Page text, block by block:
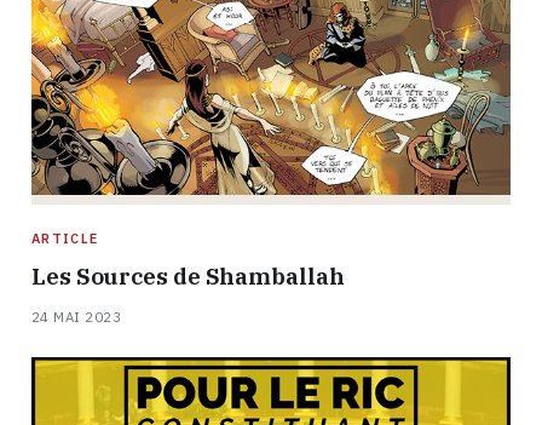
ARTICLE
Les Sources de Shamballah
24 MAI 2023